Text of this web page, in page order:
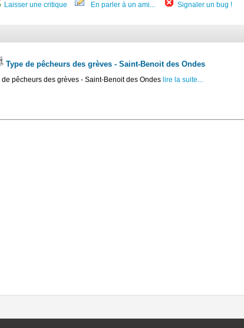
Laisser une critique En parler à un ami... Signaler un bug !
Type de pêcheurs des grèves - Saint-Benoit des Ondes
de pêcheurs des grèves - Saint-Benoit des Ondes lire la suite...